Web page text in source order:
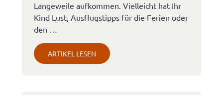
Langeweile aufkommen. Vielleicht hat Ihr
Kind Lust, Ausflugstipps für die Ferien oder
den …
ARTIKEL LESEN